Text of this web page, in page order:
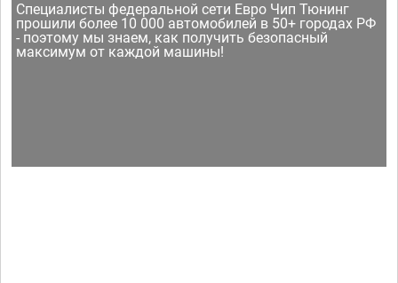
Специалисты федеральной сети Евро Чип Тюнинг
прошили более 10 000 автомобилей в 50+ городах РФ
- поэтому мы знаем, как получить безопасный
максимум от каждой машины!